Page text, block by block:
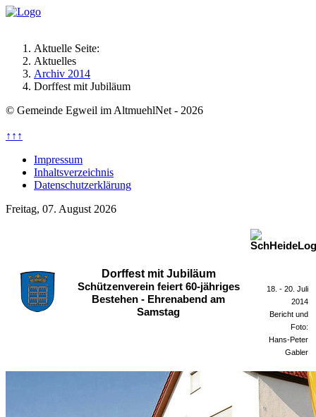
Aktuelle Seite:
Aktuelles
Archiv 2014
Dorffest mit Jubiläum
© Gemeinde Egweil im AltmuehlNet - 2026
↑↑↑
Impressum
Inhaltsverzeichnis
Datenschutzerklärung
Freitag, 07. August 2026
Dorffest mit Jubiläum
Schützenverein feiert 60-jähriges
Bestehen - Ehrenabend am
Samstag
18. - 20. Juli
2014
Bericht und
Foto:
Hans-Peter
Gabler